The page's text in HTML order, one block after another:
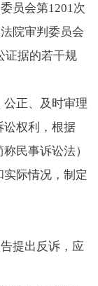
员会第1201次
院审判委员会
证据的若干规
正、及时审理
讼权利，根据
民事诉讼法）
际情况，制定
提出反诉，应